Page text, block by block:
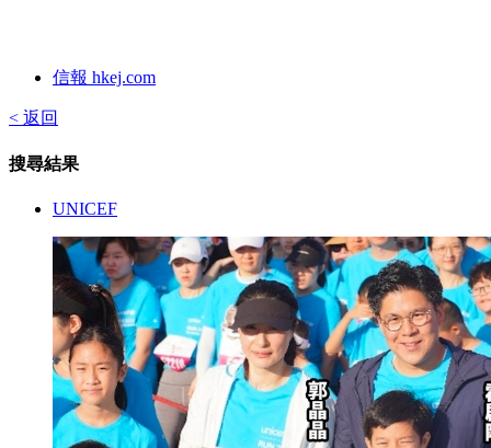
信報 hkej.com
< 返回
搜尋結果
UNICEF